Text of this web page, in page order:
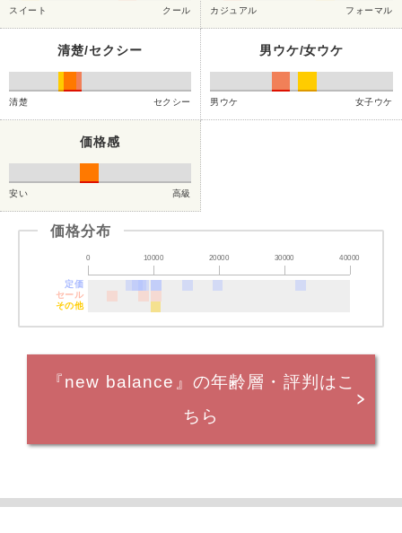
スイート クール カジュアル フォーマル
清楚/セクシー
清楚 セクシー
男ウケ/女ウケ
男ウケ 女子ウケ
価格感
安い 高級
価格分布
0 10000 20000 30000 40000
定価
セール
その他
『new balance』の年齢層・評判はこ
ちら